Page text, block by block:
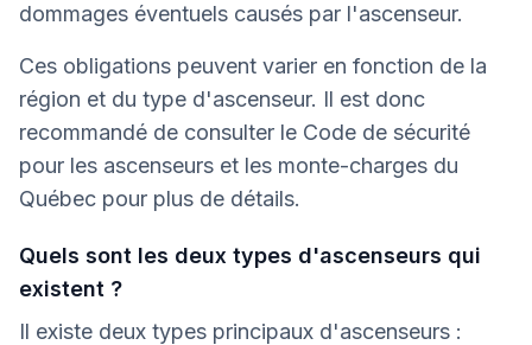
dommages éventuels causés par l'ascenseur.
Ces obligations peuvent varier en fonction de la
région et du type d'ascenseur. Il est donc
recommandé de consulter le Code de sécurité
pour les ascenseurs et les monte-charges du
Québec pour plus de détails.
Quels sont les deux types d'ascenseurs qui
existent ?
Il existe deux types principaux d'ascenseurs :